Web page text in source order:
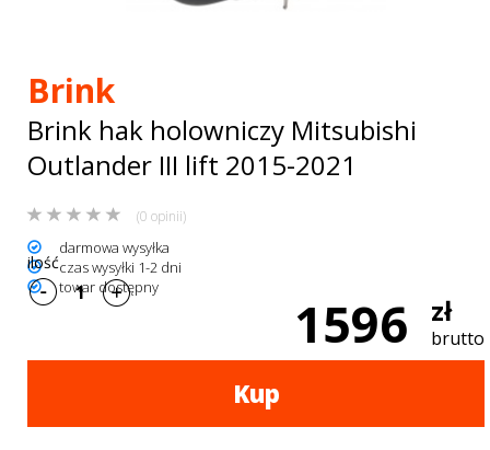
AKCESORIA
SPORTOWE
Przyczepy
samochodowe
Brink
Brink hak holowniczy Mitsubishi
Outlander III lift 2015-2021
(0 opinii)
darmowa wysyłka
czas wysyłki 1-2 dni
towar dostępny
1596 zł
brutto
ilość
Kup